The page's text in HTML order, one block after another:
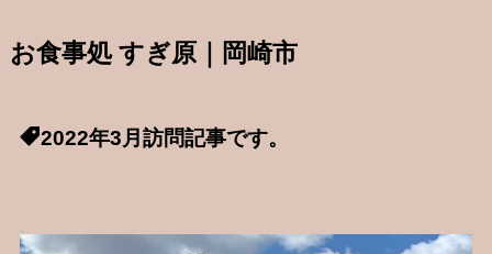
お食事処 すぎ原｜岡崎市
2022年3月訪問記事です。